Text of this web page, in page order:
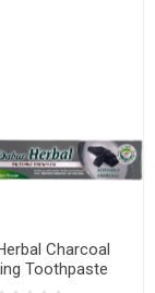
Charcoal
Toothpaste
100ml